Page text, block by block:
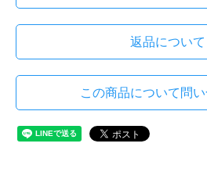
返品について
この商品について問